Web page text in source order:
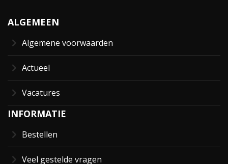
ALGEMEEN
Algemene voorwaarden
Actueel
Vacatures
INFORMATIE
Bestellen
Veel gestelde vragen